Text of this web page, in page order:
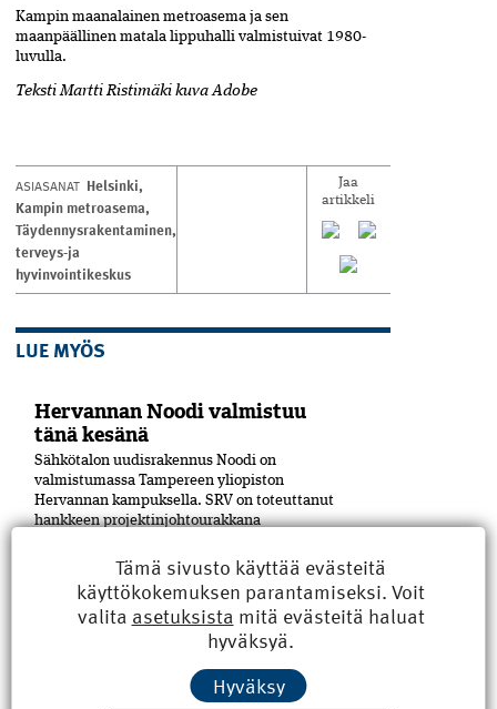
Kampin maanalainen metroasema ja sen
maanpäällinen matala lippuhalli valmistuivat 1980-
luvulla.
Teksti Martti Ristimäki kuva Adobe
ASIASANAT Helsinki,
Kampin metroasema,
Täydennysrakentaminen,
terveys-ja
hyvinvointikeskus
Jaa
artikkeli
LUE MYÖS
Hervannan Noodi valmistuu
tänä kesänä
Sähkötalon uudisrakennus Noodi on
valmistumassa Tampereen yliopiston
Hervannan kampuksella. SRV on toteuttanut
hankkeen projektinjohtourakkana
Yliopistokiinteistöt Oy:n (SYK), kanssa.
Hankekokonaisuuteen on sisältynyt...
Pori sai uuden kulttuuritalon
Puu on merkittävässä roolissa Porin
keskustaan Eteläpuiston ja Mikonkadun
Tämä sivusto käyttää evästeitä
käyttökokemuksen parantamiseksi. Voit
valita asetuksista mitä evästeitä haluat
hyväksyä.
Hyväksy